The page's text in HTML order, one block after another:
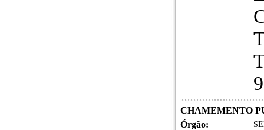
CHAMEMENTO
Órgão: